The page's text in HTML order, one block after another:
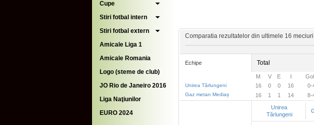
Cupe
Stiri fotbal intern
Stiri fotbal extern
Amicale Liga 1
Amicale Romania
Logo (steme de club)
JO Rio de Janeiro 2016
Liga Naţiunilor
EURO 2024
Comparatia rezultatelor din ultimele 16
Echipe Total
M V E I
Unirea Tărlungeni 16 0 0 16 0-
Gaz metan Mediaș 16 1 1 14 8-
Unirea
Tărlungeni